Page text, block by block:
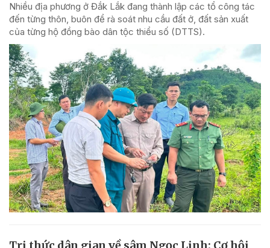
Nhiều địa phương ở Đắk Lắk đang thành lập các tổ công tác
đến từng thôn, buôn để rà soát nhu cầu đất ở, đất sản xuất
của từng hộ đồng bào dân tộc thiểu số (DTTS).